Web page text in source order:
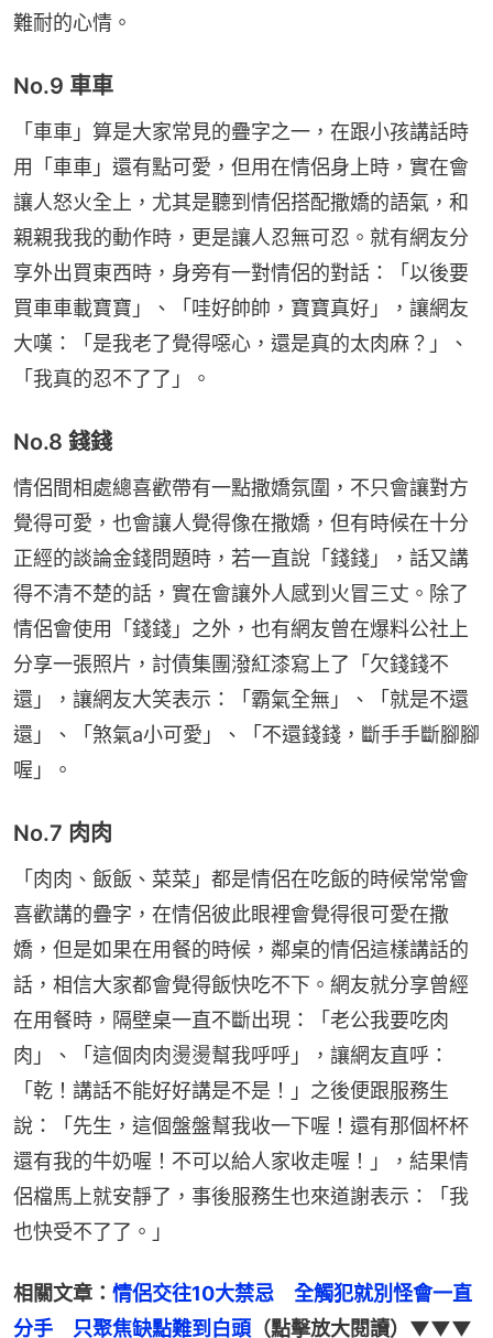
難耐的心情。
No.9 車車
「車車」算是大家常見的疊字之一，在跟小孩講話時
用「車車」還有點可愛，但用在情侶身上時，實在會
讓人怒火全上，尤其是聽到情侶搭配撒嬌的語氣，和
親親我我的動作時，更是讓人忍無可忍。就有網友分
享外出買東西時，身旁有一對情侶的對話：「以後要
買車車載寶寶」、「哇好帥帥，寶寶真好」，讓網友
大嘆：「是我老了覺得噁心，還是真的太肉麻？」、
「我真的忍不了了」。
No.8 錢錢
情侶間相處總喜歡帶有一點撒嬌氛圍，不只會讓對方
覺得可愛，也會讓人覺得像在撒嬌，但有時候在十分
正經的談論金錢問題時，若一直說「錢錢」，話又講
得不清不楚的話，實在會讓外人感到火冒三丈。除了
情侶會使用「錢錢」之外，也有網友曾在爆料公社上
分享一張照片，討債集團潑紅漆寫上了「欠錢錢不
還」，讓網友大笑表示：「霸氣全無」、「就是不還
還」、「煞氣a小可愛」、「不還錢錢，斷手手斷腳腳
喔」。
No.7 肉肉
「肉肉、飯飯、菜菜」都是情侶在吃飯的時候常常會
喜歡講的疊字，在情侶彼此眼裡會覺得很可愛在撒
嬌，但是如果在用餐的時候，鄰桌的情侶這樣講話的
話，相信大家都會覺得飯快吃不下。網友就分享曾經
在用餐時，隔壁桌一直不斷出現：「老公我要吃肉
肉」、「這個肉肉燙燙幫我呼呼」，讓網友直呼：
「乾！講話不能好好講是不是！」之後便跟服務生
說：「先生，這個盤盤幫我收一下喔！還有那個杯杯
還有我的牛奶喔！不可以給人家收走喔！」，結果情
侶檔馬上就安靜了，事後服務生也來道謝表示：「我
也快受不了了。」
相關文章： 情侶交往10大禁忌　全觸犯就別怪會一直
分手　只聚焦缺點難到白頭 （點擊放大閱讀）▼▼▼